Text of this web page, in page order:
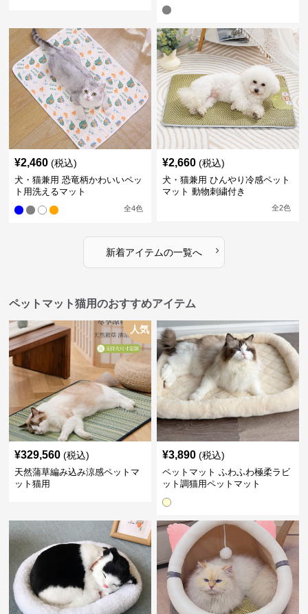
¥2,460 (税込)
犬・猫兼用 恐竜柄かわいいペッ
ト用洗えるマット
全4色
¥2,660 (税込)
犬・猫兼用 ひんやり冷感ペット
マット 動物刺繍付き
全2色
新着アイテムの一覧へ ›
ペットマット猫用のおすすめアイテム
人気
¥329,560 (税込)
天然蒲草編み込み涼感ペットマ
ット猫用
¥3,890 (税込)
ペットマット ふわふわ極柔ラビ
ット調猫用ペットマット